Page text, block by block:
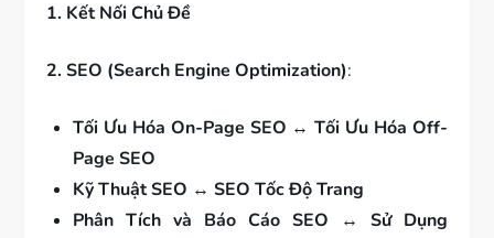
1. Kết Nối Chủ Đề
2. SEO (Search Engine Optimization):
Tối Ưu Hóa On-Page SEO ↔Tối Ưu Hóa Off-
Page SEO
Kỹ Thuật SEO ↔SEO Tốc Độ Trang
Phân Tích và Báo Cáo SEO ↔ Sử Dụng